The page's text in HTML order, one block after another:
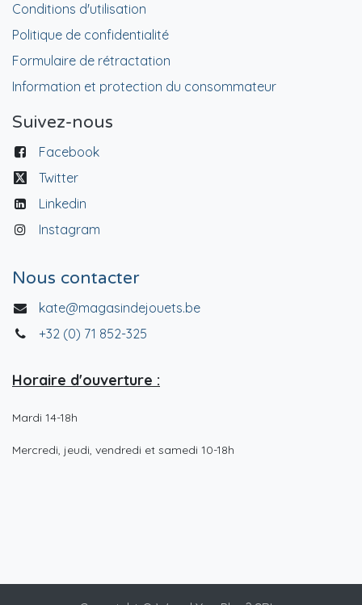
Conditions d'utilisation
Politique de confidentialité
Formulaire de rétractation
Information et protection du consommateur
Suivez-nous
Facebook
Twitter
Linkedin
Instagram
Nous contacter
kate@magasindejouets.be
+32 (0) 71 852-325
Horaire d'ouverture :
Mardi 14-18h
Mercredi, jeudi, vendredi et samedi 10-18h